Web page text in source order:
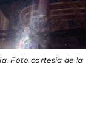
Foto cortesia de la